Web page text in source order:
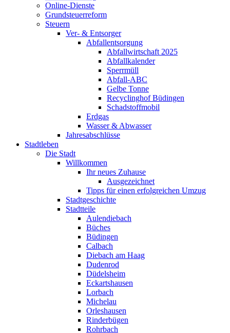
Online-Dienste
Grundsteuerreform
Steuern
Ver- & Entsorger
Abfallentsorgung
Abfallwirtschaft 2025
Abfallkalender
Sperrmüll
Abfall-ABC
Gelbe Tonne
Recyclinghof Büdingen
Schadstoffmobil
Erdgas
Wasser & Abwasser
Jahresabschlüsse
Stadtleben
Die Stadt
Willkommen
Ihr neues Zuhause
Ausgezeichnet
Tipps für einen erfolgreichen Umzug
Stadtgeschichte
Stadtteile
Aulendiebach
Büches
Büdingen
Calbach
Diebach am Haag
Dudenrod
Düdelsheim
Eckartshausen
Lorbach
Michelau
Orleshausen
Rinderbügen
Rohrbach